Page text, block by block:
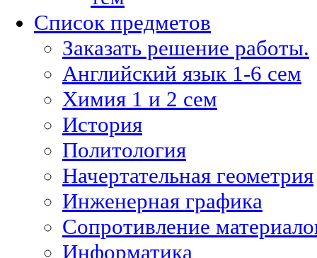
Список предметов
Заказать решение работы.
Английский язык 1-6 сем
Химия 1 и 2 сем
История
Политология
Начертательная геометрия
Инженерная графика
Сопротивление
Информатика